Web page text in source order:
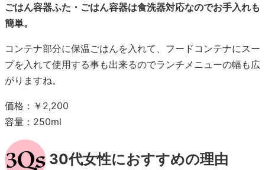
ごはん容器ふた・ごはん容器は食洗器対応なのでお手入れも
簡単。
コンテナ部分に保温ごはんを入れて、フードコンテナにスー
プを入れて使用する事も出来るのでランチメニューの幅も広
がりますね。
価格：￥2,200
容量：250ml
30代女性におすすめの理由